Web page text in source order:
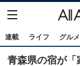
連載 ライフ グルメ
青森県の宿が「